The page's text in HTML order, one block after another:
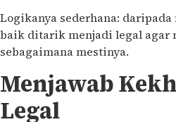
Logikanya sederhana:
baik ditarik menjadi legal agar
sebagaimana mestinya.
Menjawab
Legal